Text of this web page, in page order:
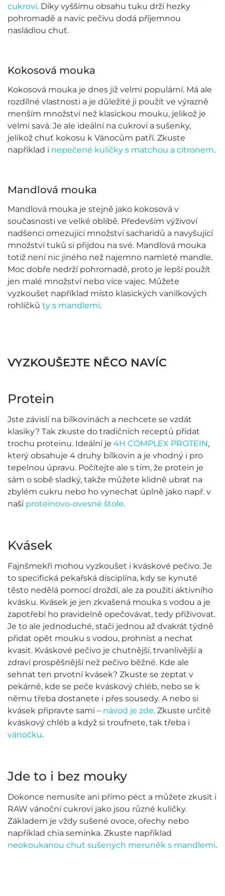
cukroví. Díky vyššímu obsahu tuku drží hezky
pohromadě a navíc pečivu dodá příjemnou
nasládlou chuť.
Kokosová mouka
Kokosová mouka je dnes již velmi populární. Má ale
rozdílné vlastnosti a je důležité ji použít ve výrazně
menším množství než klasickou mouku, jelikož je
velmi savá. Je ale ideální na cukroví a sušenky,
jelikož chuť kokosu k Vánocům patří. Zkuste
například i nepečené kuličky s matchou a citronem.
Mandlová mouka
Mandlová mouka je stejně jako kokosová v
současnosti ve velké oblibě. Především výživoví
nadšenci omezující množství sacharidů a navyšující
množství tuků si přijdou na své. Mandlová mouka
totiž není nic jiného než najemno namleté mandle.
Moc dobře nedrží pohromadě, proto je lepší použít
jen malé množství nebo více vajec. Můžete
vyzkoušet například místo klasických vanilkových
rohlíčků ty s mandlemi.
VYZKOUŠEJTE NĚCO NAVÍC
Protein
Jste závislí na bílkovinách a nechcete se vzdát
klasiky? Tak zkuste do tradičních receptů přidat
trochu proteinu. Ideální je 4H COMPLEX PROTEIN,
který obsahuje 4 druhy bílkovin a je vhodný i pro
tepelnou úpravu. Počítejte ale s tím, že protein je
sám o sobě sladký, takže můžete klidně ubrat na
zbylém cukru nebo ho vynechat úplně jako např. v
naší proteinovo-ovesné štole.
Kvásek
Fajnšmekři mohou vyzkoušet i kváskové pečivo. Je
to specifická pekařská disciplína, kdy se kynuté
těsto nedělá pomocí droždí, ale za použití aktivního
kvásku. Kvásek je jen zkvašená mouka s vodou a je
zapotřebí ho pravidelně opečovávat, tedy přiživovat.
Je to ale jednoduché, stačí jednou až dvakrát týdně
přidat opět mouku s vodou, prohníst a nechat
kvasit. Kváskové pečivo je chutnější, trvanlivější a
zdraví prospěšnější než pečivo běžné. Kde ale
sehnat ten prvotní kvásek? Zkuste se zeptat v
pekárně, kde se peče kváskový chléb, nebo se k
němu třeba dostanete i přes sousedy. A nebo si
kvásek připravte sami – návod je zde. Zkuste určitě
kváskový chléb a když si troufnete, tak třeba i
vánočku.
Jde to i bez mouky
Dokonce nemusíte ani přímo péct a můžete zkusit i
RAW vánoční cukroví jako jsou různé kuličky.
Základem je vždy sušené ovoce, ořechy nebo
například chia semínka. Zkuste například
neokoukanou chuť sušených meruněk s mandlemi.